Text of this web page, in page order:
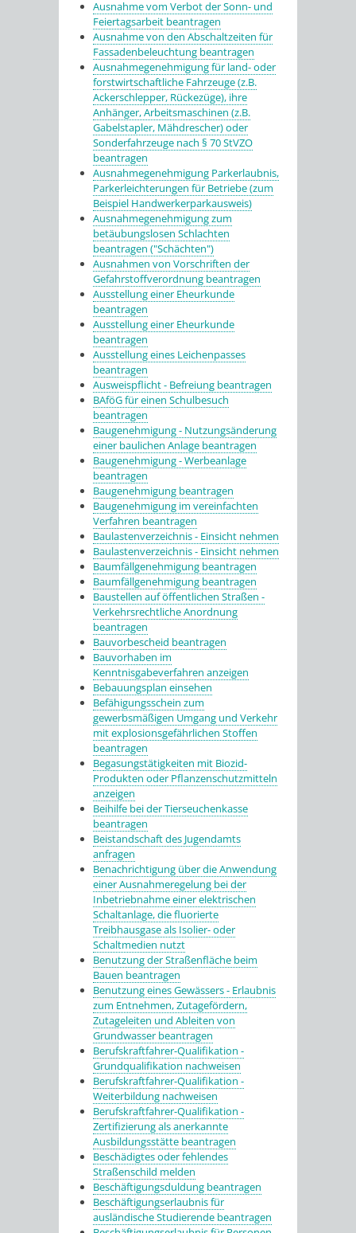
Ausnahme vom Verbot der Sonn- und
Feiertagsarbeit beantragen
Ausnahme von den Abschaltzeiten für
Fassadenbeleuchtung beantragen
Ausnahmegenehmigung für land- oder
forstwirtschaftliche Fahrzeuge (z.B.
Ackerschlepper, Rückezüge), ihre
Anhänger, Arbeitsmaschinen (z.B.
Gabelstapler, Mähdrescher) oder
Sonderfahrzeuge nach § 70 StVZO
beantragen
Ausnahmegenehmigung Parkerlaubnis,
Parkerleichterungen für Betriebe (zum
Beispiel Handwerkerparkausweis)
Ausnahmegenehmigung zum
betäubungslosen Schlachten
beantragen ("Schächten")
Ausnahmen von Vorschriften der
Gefahrstoffverordnung beantragen
Ausstellung einer Eheurkunde
beantragen
Ausstellung einer Eheurkunde
beantragen
Ausstellung eines Leichenpasses
beantragen
Ausweispflicht - Befreiung beantragen
BAföG für einen Schulbesuch
beantragen
Baugenehmigung - Nutzungsänderung
einer baulichen Anlage beantragen
Baugenehmigung - Werbeanlage
beantragen
Baugenehmigung beantragen
Baugenehmigung im vereinfachten
Verfahren beantragen
Baulastenverzeichnis - Einsicht nehmen
Baulastenverzeichnis - Einsicht nehmen
Baumfällgenehmigung beantragen
Baumfällgenehmigung beantragen
Baustellen auf öffentlichen Straßen -
Verkehrsrechtliche Anordnung
beantragen
Bauvorbescheid beantragen
Bauvorhaben im
Kenntnisgabeverfahren anzeigen
Bebauungsplan einsehen
Befähigungsschein zum
gewerbsmäßigen Umgang und Verkehr
mit explosionsgefährlichen Stoffen
beantragen
Begasungstätigkeiten mit Biozid-
Produkten oder Pflanzenschutzmitteln
anzeigen
Beihilfe bei der Tierseuchenkasse
beantragen
Beistandschaft des Jugendamts
anfragen
Benachrichtigung über die Anwendung
einer Ausnahmeregelung bei der
Inbetriebnahme einer elektrischen
Schaltanlage, die fluorierte
Treibhausgase als Isolier- oder
Schaltmedien nutzt
Benutzung der Straßenfläche beim
Bauen beantragen
Benutzung eines Gewässers - Erlaubnis
zum Entnehmen, Zutagefördern,
Zutageleiten und Ableiten von
Grundwasser beantragen
Berufskraftfahrer-Qualifikation -
Grundqualifikation nachweisen
Berufskraftfahrer-Qualifikation -
Weiterbildung nachweisen
Berufskraftfahrer-Qualifikation -
Zertifizierung als anerkannte
Ausbildungsstätte beantragen
Beschädigtes oder fehlendes
Straßenschild melden
Beschäftigungsduldung beantragen
Beschäftigungserlaubnis für
ausländische Studierende beantragen